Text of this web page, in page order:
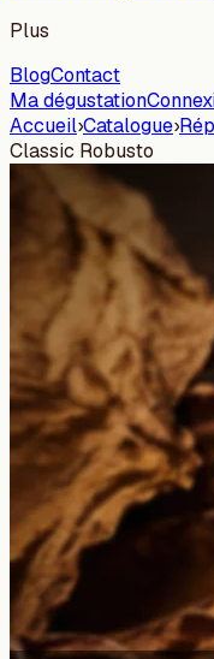
Plus
BlogContact
Ma dégustation
Accueil›Catalogue›
Classic Robusto